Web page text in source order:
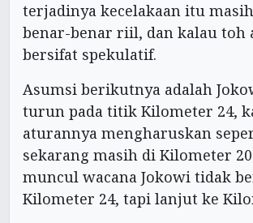
terjadinya kecelakaan itu
benar-benar riil, dan kalau toh
bersifat spekulatif.
Asumsi berikutnya adalah
turun pada titik Kilometer 24,
aturannya mengharuskan
sekarang masih di Kilometer
muncul wacana Jokowi tidak
Kilometer 24, tapi lanjut ke